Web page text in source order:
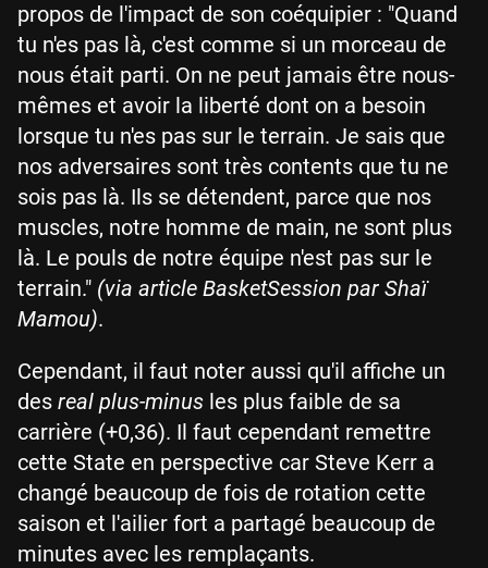
propos de l'impact de son coéquipier : "Quand
tu n'es pas là, c'est comme si un morceau de
nous était parti. On ne peut jamais être nous-
mêmes et avoir la liberté dont on a besoin
lorsque tu n'es pas sur le terrain. Je sais que
nos adversaires sont très contents que tu ne
sois pas là. Ils se détendent, parce que nos
muscles, notre homme de main, ne sont plus
là. Le pouls de notre équipe n'est pas sur le
terrain." (via article BasketSession par Shaï
Mamou).
Cependant, il faut noter aussi qu'il affiche un
des real plus-minus les plus faible de sa
carrière (+0,36). Il faut cependant remettre
cette State en perspective car Steve Kerr a
changé beaucoup de fois de rotation cette
saison et l'ailier fort a partagé beaucoup de
minutes avec les remplaçants.